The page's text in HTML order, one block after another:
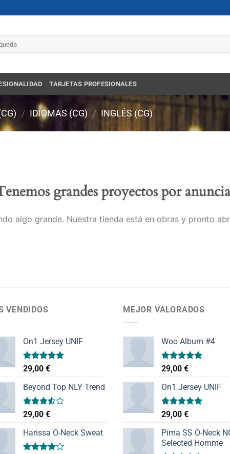
TARJETAS PROFESIONALES
/ IDIOMAS (CG) / INGLÉS (CG)
grandes proyectos por
algo grande. Nuestra tienda está en obras y pronto
VENDIDOS
On1 Jersey UNIF
Valorado
con
de 5
29,00 €
Beyond Top NLY Trend
Valorado
con
3.50de
5
29,00 €
Harissa O-Neck Sweat
MEJOR VALORADOS
Woo Album #4
Valorado
con
de 5
29,00 €
On1 Jersey UNIF
Valorado
con
de 5
29,00 €
Pima SS O-Neck
Selected Homme